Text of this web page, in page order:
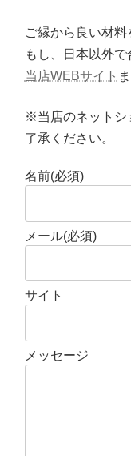
ご縁から良い材
もし、日本以外
当店WEBサイト
※当店のネットシ
了承ください。
名前(必須)
メール(必須)
サイト
メッセージ